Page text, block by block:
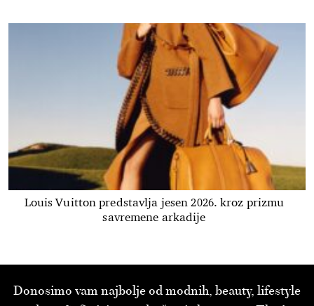
Louis Vuitton predstavlja jesen 2026. kroz prizmu
savremene arkadije
Donosimo vam najbolje od modnih, beauty, lifestyle